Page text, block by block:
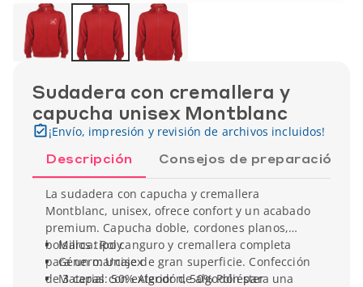
Sudadera con cremallera y
capucha unisex Montblanc
¡Envío, impresión y revisión de archivos incluidos!
Descripción Consejos de preparación
La sudadera con capucha y cremallera
Montblanc, unisex, ofrece confort y un acabado
premium. Capucha doble, cordones planos,
bolsillos tipo canguro y cremallera completa
para un marcaje de gran superficie. Confección
de 3 capas con exterior de algodón para una
Marca: Roly
Género: Unisex
Material: 50% Algodón, 50% Poliéster